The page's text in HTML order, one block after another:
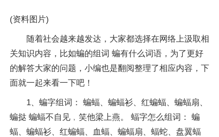
(资料图片)
随着社会越来越发达，大家都选择在网络上汲取相
关知识内容，比如蝙的组词 蝙有什么词语，为了更好
的解答大家的问题，小编也是翻阅整理了相应内容，下
面就一起来看一下吧！
1、蝙字组词： 蝙蝠、蝙蝠衫、红蝙蝠、蝙蝠扇、
蝙挞 蝙蝠不自见﹐笑他梁上燕。 蝠字怎么组词： 蝙
蝠、蝙蝠衫、红蝙蝠、血蝠、蝙蝠扇、蝠蛇、盘翼蝠